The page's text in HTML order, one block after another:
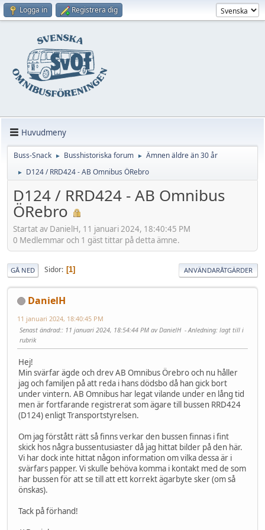
Logga in Registrera dig
Huvudmeny
Buss-Snack ► Busshistoriska forum ► Ämnen äldre än 30 år
► D124 / RRD424 - AB Omnibus ÖRebro
D124 / RRD424 - AB Omnibus
ÖRebro
Startat av DanielH, 11 januari 2024, 18:40:45 PM
0 Medlemmar och 1 gäst tittar på detta ämne.
GÅ NED Sidor 1 ANVÄNDARÅTGÄRDER
DanielH
11 januari 2024, 18:40:45 PM
Senast ändrad:: 11 januari 2024, 18:54:44 PM av DanielH Anledning: lagt till i
rubrik
Hej!
Min svärfar ägde och drev AB Omnibus Örebro och nu håller
jag och familjen på att reda i hans dödsbo då han gick bort
under vintern. AB Omnibus har legat vilande under en lång tid
men är fortfarande registrerat som ägare till bussen RRD424
(D124) enligt Transportstyrelsen.
Om jag förstått rätt så finns verkar den bussen finnas i fint
skick hos några bussentusiaster då jag hittat bilder på den här.
Vi har dock inte hittat någon information om vilka dessa är i
svärfars papper. Vi skulle behöva komma i kontakt med de som
har bussen för att se till att ett korrekt ägarbyte sker (om så
önskas).
Tack på förhand!